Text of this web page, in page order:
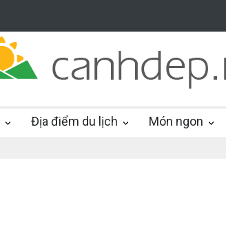
Địa điểm du lịch Món ngon